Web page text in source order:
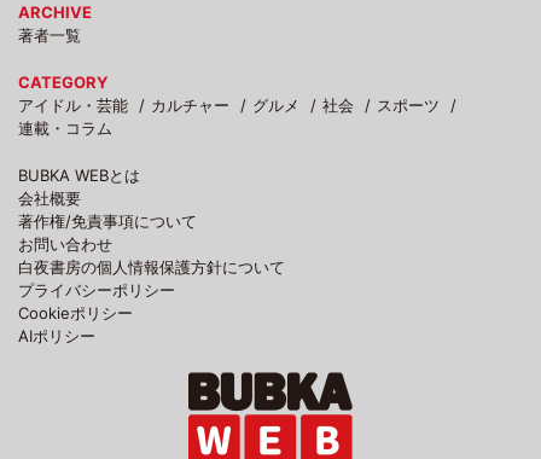
ARCHIVE
著者一覧
CATEGORY
アイドル・芸能
カルチャー グルメ 社会
スポーツ
連載・コラム
BUBKA WEBとは
会社概要
著作権/免責事項について
お問い合わせ
白夜書房の個人情報保護方針について
プライバシーポリシー
Cookieポリシー
AIポリシー